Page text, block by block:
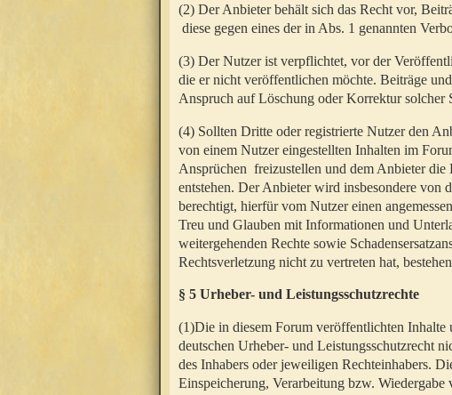
(2) Der Anbieter behält sich das Recht vor,
diese gegen eines der in Abs. 1 genannten
(3) Der Nutzer ist verpflichtet, vor der
die er nicht veröffentlichen möchte. Beiträge
Anspruch auf Löschung oder Korrektur solcher
(4) Sollten Dritte oder registrierte Nutzer den
von einem Nutzer eingestellten Inhalten im
Ansprüchen freizustellen und dem Anbieter die
entstehen. Der Anbieter wird insbesondere von
berechtigt, hierfür vom Nutzer einen
Treu und Glauben mit Informationen und
weitergehenden Rechte sowie
Rechtsverletzung nicht zu vertreten hat,
§ 5 Urheber- und Leistungsschutzrechte
(1)Die in diesem Forum veröffentlichten Inhalte
deutschen Urheber- und Leistungsschutzrecht
des Inhabers oder jeweiligen Rechteinhabers.
Einspeicherung, Verarbeitung bzw.